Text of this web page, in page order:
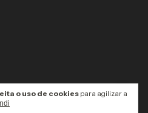
o uso de cookies para agilizar a
e Acessórios - 63858743000117 -